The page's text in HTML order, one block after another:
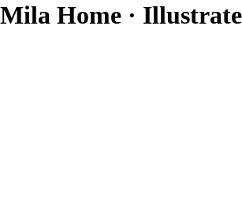
Mila Home ·